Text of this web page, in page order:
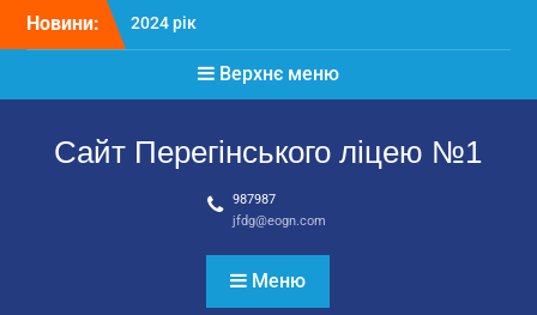
Новини:
2024 рік
Матеріали
Верхнє меню
Сайт Перегінського ліцею №1
987987
jfdg@eogn.com
Меню